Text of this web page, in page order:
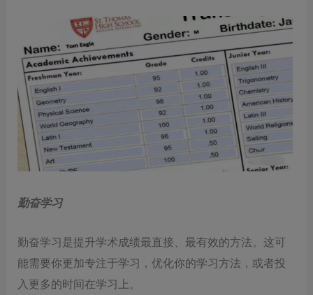
勤奋学习
勤奋学习是提升学术成绩最直接、最有效的方法。这可
能需要你更加专注于学习，优化你的学习方法，或者投
入更多的时间在学习上。